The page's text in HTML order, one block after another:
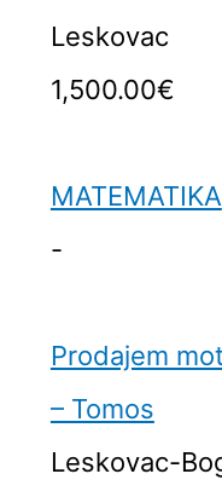
Leskovac
1,500.00€
MATEMATIKA
-
Prodajem
– Tomos
Leskovac-